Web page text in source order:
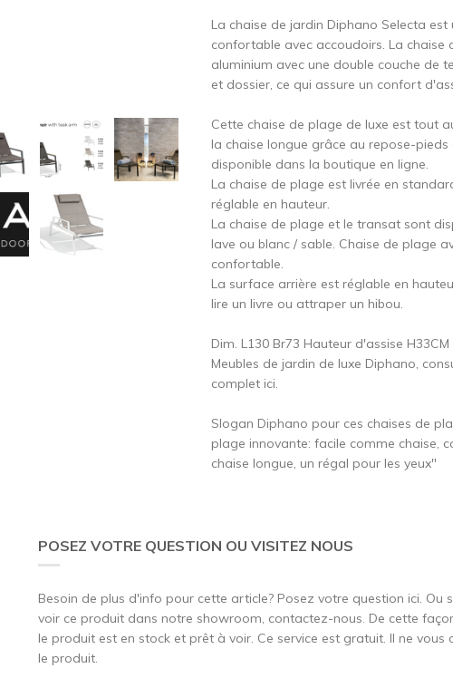
La chaise de jardin Diphano Selecta est
confortable avec accoudoirs. La chaise
aluminium avec une double couche de
et dossier, ce qui assure un confort
Cette chaise de plage de luxe est tout
la chaise longue grâce au repose-
disponible dans la boutique en ligne.
La chaise de plage est livrée en
réglable en hauteur.
La chaise de plage et le transat sont
lave ou blanc / sable. Chaise de plage
confortable.
La surface arrière est réglable en
lire un livre ou attraper un hibou.
Dim. L130 Br73 Hauteur d'assise H33CM
Meubles de jardin de luxe Diphano,
complet ici.
Slogan Diphano pour ces chaises de
plage innovante: facile comme chaise,
chaise longue, un régal pour les yeux"
POSEZ VOTRE QUESTION OU VISITEZ NOUS
Besoin de plus d'info pour cette article? Posez votre question ici. Ou
voir ce produit dans notre showroom, contactez-nous. De cette
le produit est en stock et prêt à voir. Ce service est gratuit. Il ne vous
le produit.